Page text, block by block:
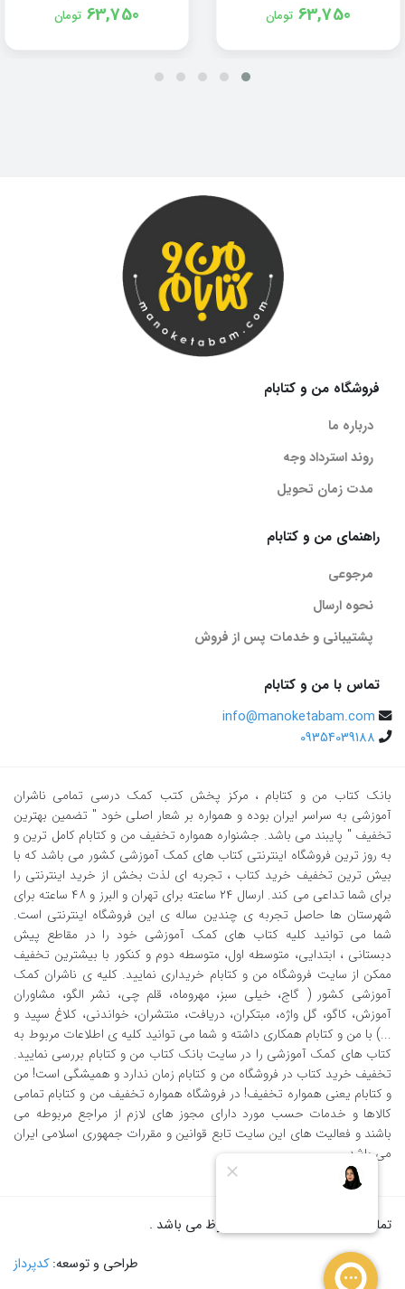
63,750 تومان 63,750 تومان
فروشگاه من و کتابام
درباره ما
روند استرداد وجه
مدت زمان تحویل
راهنمای من و کتابام
مرجوعی
نحوه ارسال
پشتیبانی و خدمات پس از فروش
تماس با من و کتابام
info@manoketabam.com
09354039188
بانک کتاب من و کتابام ، مرکز پخش کتب کمک درسی تمامی ناشران
آموزشی به سراسر ایران بوده و همواره بر شعار اصلی خود " تضمین بهترین
تخفیف " پایبند می باشد. جشنواره همواره تخفیف من و کتابام کامل ترین و
به روز ترین فروشگاه اینترنتی کتاب های کمک آموزشی کشور می باشد که با
بیش ترین تخفیف خرید کتاب ، تجربه ای لذت بخش از خرید اینترنتی را
برای شما تداعی می کند. ارسال ٢٤ ساعته برای تهران و البرز و ٤٨ ساعته برای
شهرستان ها حاصل تجربه ی چندین ساله ی این فروشگاه اینترنتی است.
شما می توانید کلیه کتاب های کمک آموزشی خود را در مقاطع پیش
دبستانی ، ابتدایی، متوسطه اول، متوسطه دوم و کنکور با بیشترین تخفیف
ممکن از سایت فروشگاه من و کتابام خریداری نمایید. کلیه ی ناشران کمک
آموزشی کشور ( گاج، خیلی سبز، مهروماه، قلم چی، نشر الگو، مشاوران
آموزش، کاگو، گل واژه، مبتکران، دریافت، منتشران، خواندنی، کلاغ سپید و
...) با من و کتابام همکاری داشته و شما می توانید کلیه ی اطلاعات مربوط به
کتاب های کمک آموزشی را در سایت بانک کتاب من و کتابام بررسی نمایید.
تخفیف خرید کتاب در فروشگاه من و کتابام زمان ندارد و همیشگی است! من
و کتابام یعنی همواره تخفیف! در فروشگاه همواره تخفیف من و کتابام تمامی
کالاها و خدمات حسب مورد دارای مجوز های لازم از مراجع مربوطه می
باشند و فعالیت های این سایت تابع قوانین و مقررات جمهوری اسلامی ایران
می باشد.
تمام حقوق برای من و کتابام محفوظ می باشد .
طراحی و توسعه:کدپرداز